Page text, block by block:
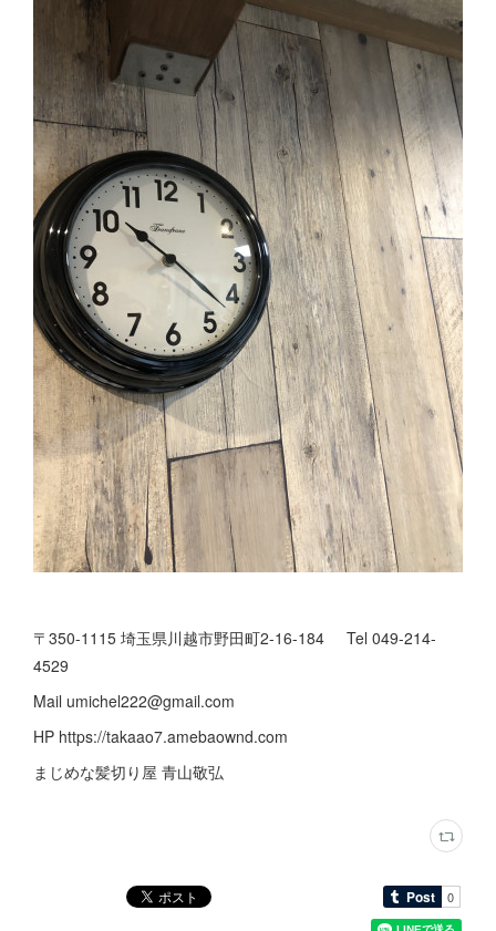
〒350-1115 埼玉県川越市野田町2-16-184 Tel 049-214-
4529
Mail umichel222@gmail.com
HP https://takaao7.amebaownd.com
まじめな髪切り屋 青山敬弘